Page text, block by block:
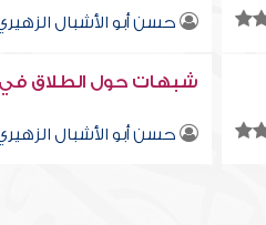
حسن أبو الأشبال
شبهات حول الطلاق في
حسن أبو الأشبال